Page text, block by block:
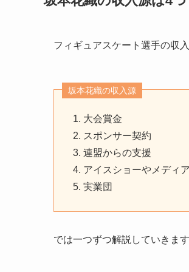
フィギュアスケート選手の収
坂本花織の収入源
大会賞金
スポンサー契約
連盟からの支援
アイスショーやメディ
実業団
では一つずつ解説していきます